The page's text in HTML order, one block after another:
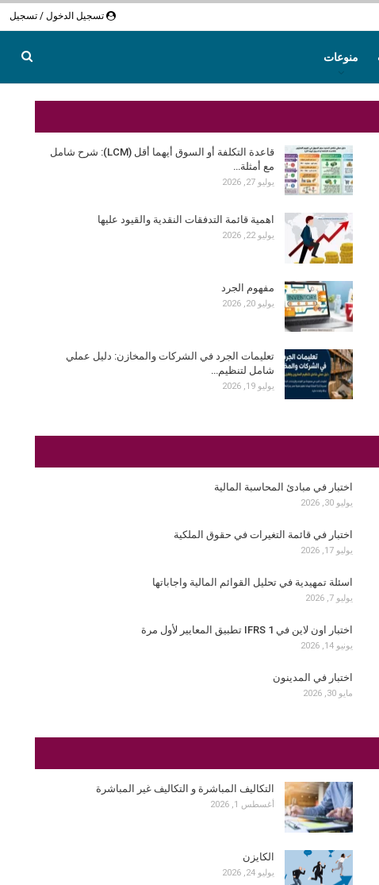
تسجيل الدخول / تسجيل
منوعات
قاعدة التكلفة أو السوق أيهما أقل (LCM): شرح شامل
مع أمثلة…
يوليو 27, 2026
اهمية قائمة التدفقات النقدية والقيود عليها
يوليو 22, 2026
مفهوم الجرد
يوليو 20, 2026
تعليمات الجرد في الشركات والمخازن: دليل عملي
شامل لتنظيم…
يوليو 19, 2026
اختبار في مبادئ المحاسبة المالية
يوليو 30, 2026
اختبار في قائمة التغيرات في حقوق الملكية
يوليو 17, 2026
اسئلة تمهيدية في تحليل القوائم المالية واجاباتها
يوليو 7, 2026
اختبار اون لاين في IFRS 1 تطبيق المعايير لأول مرة
يونيو 14, 2026
اختبار في المدينون
مايو 30, 2026
التكاليف المباشرة و التكاليف غير المباشرة
أغسطس 1, 2026
الكايزن
يوليو 24, 2026